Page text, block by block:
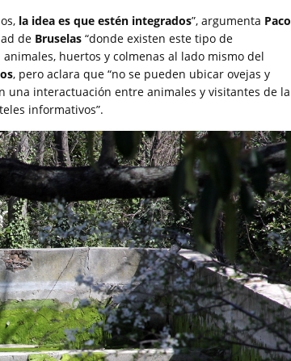
la idea es que estén integrados”, argumenta Paco
de Bruselas “donde existen este tipo de
huertos y colmenas al lado mismo del
, pero aclara que “no se pueden ubicar ovejas y
una interactuación entre animales y visitantes de la
informativos”.